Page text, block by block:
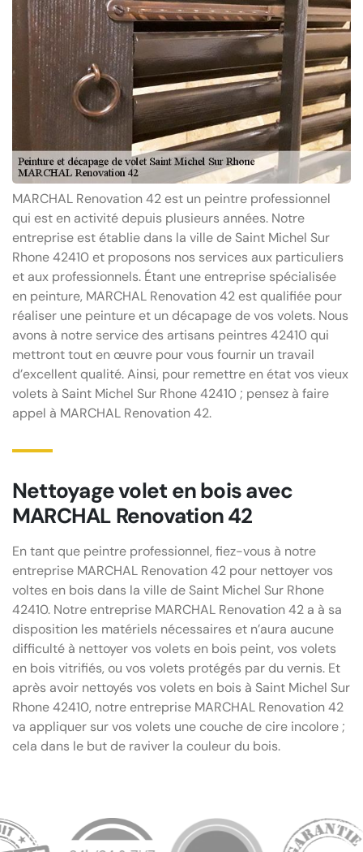
MARCHAL Renovation 42 est un peintre professionnel
qui est en activité depuis plusieurs années. Notre
entreprise est établie dans la ville de Saint Michel Sur
Rhone 42410 et proposons nos services aux particuliers
et aux professionnels. Étant une entreprise spécialisée
en peinture, MARCHAL Renovation 42 est qualifiée pour
réaliser une peinture et un décapage de vos volets. Nous
avons à notre service des artisans peintres 42410 qui
mettront tout en œuvre pour vous fournir un travail
d’excellent qualité. Ainsi, pour remettre en état vos vieux
volets à Saint Michel Sur Rhone 42410 ; pensez à faire
appel à MARCHAL Renovation 42.
Nettoyage volet en bois avec
MARCHAL Renovation 42
En tant que peintre professionnel, fiez-vous à notre
entreprise MARCHAL Renovation 42 pour nettoyer vos
voltes en bois dans la ville de Saint Michel Sur Rhone
42410. Notre entreprise MARCHAL Renovation 42 a à sa
disposition les matériels nécessaires et n’aura aucune
difficulté à nettoyer vos volets en bois peint, vos volets
en bois vitrifiés, ou vos volets protégés par du vernis. Et
après avoir nettoyés vos volets en bois à Saint Michel Sur
Rhone 42410, notre entreprise MARCHAL Renovation 42
va appliquer sur vos volets une couche de cire incolore ;
cela dans le but de raviver la couleur du bois.